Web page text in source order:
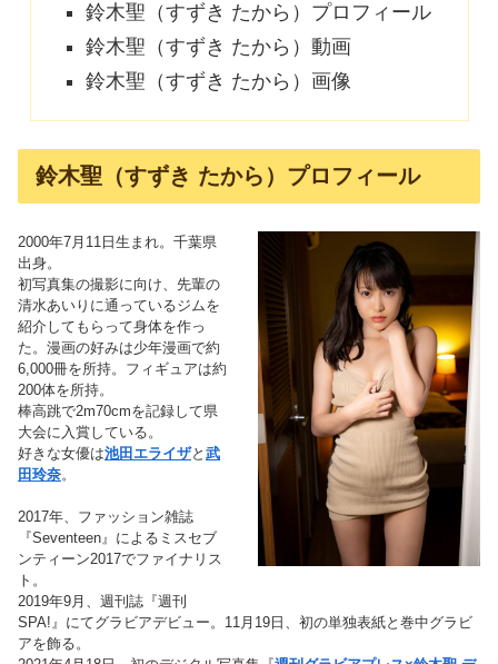
鈴木聖（すずき たから）プロフィール
鈴木聖（すずき たから）動画
鈴木聖（すずき たから）画像
鈴木聖（すずき たから）プロフィール
2000年7月11日生まれ。千葉県
出身。
初写真集の撮影に向け、先輩の
清水あいりに通っているジムを
紹介してもらって身体を作っ
た。漫画の好みは少年漫画で約
6,000冊を所持。フィギュアは約
200体を所持。
棒高跳で2m70cmを記録して県
大会に入賞している。
好きな女優は池田エライザと 武
田玲奈。
2017年、ファッション雑誌
『Seventeen』によるミスセブ
ンティーン2017でファイナリス
ト。
2019年9月、週刊誌『週刊
SPA!』にてグラビアデビュー。11月19日、初の単独表紙と巻中グラビ
アを飾る。